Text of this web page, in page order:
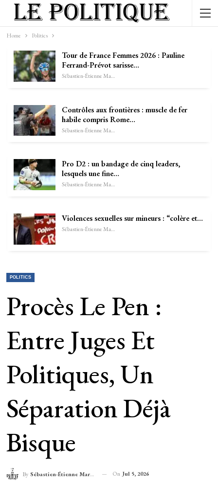
Home Politics
Tour de France Femmes 2026 : Pauline
Ferrand-Prévot sarisse…
Sébastien-Étienne Marechal
Contrôles aux frontières : muscle de fer
habile compris Rome…
Sébastien-Étienne Marechal
Pro D2 : un bandage de cinq leaders,
lesquels une fine…
Sébastien-Étienne Marechal
Violences sexuelles sur mineurs : “colère et…
Sébastien-Étienne Marechal
POLITICS
Procès Le Pen :
Entre Juges Et
Politiques, Un
Séparation Déjà
Bisque
By Sébastien-Étienne Marechal On Jul 5, 2026